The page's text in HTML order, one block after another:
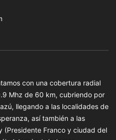
con una cobertura radial
Mhz de 60 km, cubriendo por
llegando a las localidades de
así también a las
(Presidente Franco y ciudad del